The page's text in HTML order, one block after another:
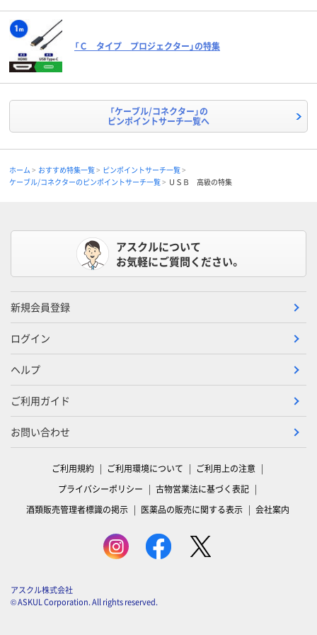
「Ｃ タイプ プロジェクター」の特集
「ケーブル/コネクター」の
ピンポイントサーチ一覧へ
ホーム おすすめ特集一覧
ピンポイントサーチ一覧
ケーブル/コネクターのピンポイントサーチ一覧
ＵＳＢ 高級の特集
アスクルについて
お気軽にご質問ください。
新規会員登録
ログイン
ヘルプ
ご利用ガイド
お問い合わせ
ご利用規約 ご利用環境について
ご利用上の注意
プライバシーポリシー
古物営業法に基づく表記
酒類販売管理者標識の掲示
医薬品の販売に関する表示 会社案内
アスクル株式会社
© ASKUL Corporation. All rights reserved.